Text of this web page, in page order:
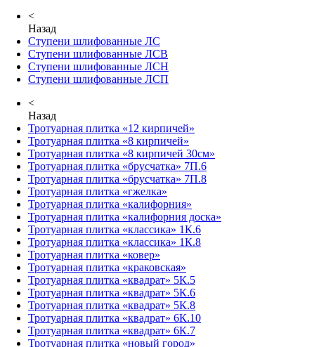
<
Назад
Ступени шлифованные ЛС
Ступени шлифованные ЛСВ
Ступени шлифованные ЛСН
Ступени шлифованные ЛСП
<
Назад
Тротуарная плитка «12 кирпичей»
Тротуарная плитка «8 кирпичей»
Тротуарная плитка «8 кирпичей 30см»
Тротуарная плитка «брусчатка» 7П.6
Тротуарная плитка «брусчатка» 7П.8
Тротуарная плитка «гжелка»
Тротуарная плитка «калифорния»
Тротуарная плитка «калифорния доска»
Тротуарная плитка «классика» 1К.6
Тротуарная плитка «классика» 1К.8
Тротуарная плитка «ковер»
Тротуарная плитка «краковская»
Тротуарная плитка «квадрат» 5К.5
Тротуарная плитка «квадрат» 5К.6
Тротуарная плитка «квадрат» 5К.8
Тротуарная плитка «квадрат» 6К.10
Тротуарная плитка «квадрат» 6К.7
Тротуарная плитка «новый город»